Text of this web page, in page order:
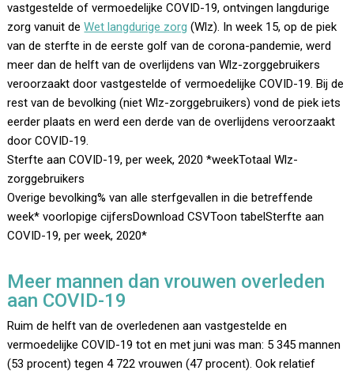
vastgestelde of vermoedelijke COVID-19, ontvingen langdurige
zorg vanuit deWet langdurige zorg (Wlz). In week 15, op de piek
van de sterfte in de eerste golf van de corona-pandemie, werd
meer dan de helft van de overlijdens van Wlz-zorggebruikers
veroorzaakt door vastgestelde of vermoedelijke COVID-19. Bij de
rest van de bevolking (niet Wlz-zorggebruikers) vond de piek iets
eerder plaats en werd een derde van de overlijdens veroorzaakt
door COVID-19.
Sterfte aan COVID-19, per week, 2020 *weekTotaal Wlz-
zorggebruikers
Overige bevolking% van alle sterfgevallen in die betreffende
week* voorlopige cijfersDownload CSVToon tabelSterfte aan
COVID-19, per week, 2020*
Meer mannen dan vrouwen overleden
aan COVID-19
Ruim de helft van de overledenen aan vastgestelde en
vermoedelijke COVID-19 tot en met juni was man: 5 345 mannen
(53 procent) tegen 4 722 vrouwen (47 procent). Ook relatief